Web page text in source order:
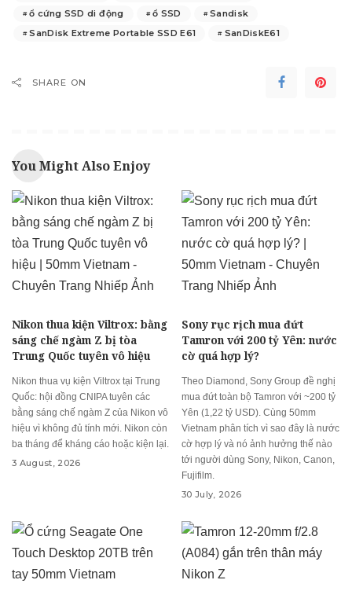
ổ cứng SSD di động
ổ SSD
Sandisk
SanDisk Extreme Portable SSD E61
SanDiskE61
SHARE ON
You Might Also Enjoy
Nikon thua kiện Viltrox: bằng
sáng chế ngàm Z bị tòa
Trung Quốc tuyên vô hiệu
Nikon thua vụ kiện Viltrox tại Trung
Quốc: hội đồng CNIPA tuyên các
bằng sáng chế ngàm Z của Nikon vô
hiệu vì không đủ tính mới. Nikon còn
ba tháng để kháng cáo hoặc kiện lại.
3 August, 2026
Sony rục rịch mua đứt
Tamron với 200 tỷ Yên: nước
cờ quá hợp lý?
Theo Diamond, Sony Group đề nghị
mua đứt toàn bộ Tamron với ~200 tỷ
Yên (1,22 tỷ USD). Cùng 50mm
Vietnam phân tích vì sao đây là nước
cờ hợp lý và nó ảnh hưởng thế nào
tới người dùng Sony, Nikon, Canon,
Fujifilm.
30 July, 2026